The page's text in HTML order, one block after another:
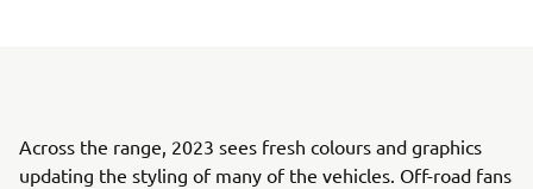
Across the range, 2023 sees fresh colours and graphics
updating the styling of many of the vehicles. Off-road fans